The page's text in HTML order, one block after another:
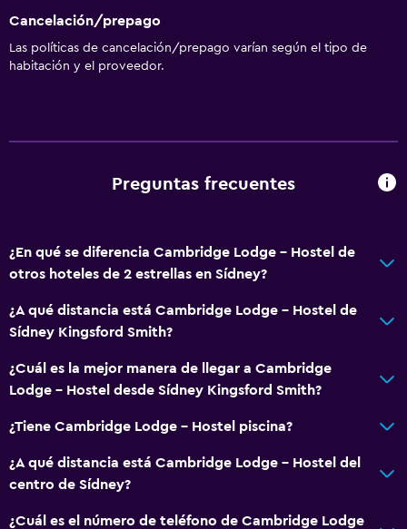
Cancelación/prepago
Las políticas de cancelación/prepago varían según el tipo de
habitación y el proveedor.
Preguntas frecuentes
¿En qué se diferencia Cambridge Lodge - Hostel de
otros hoteles de 2 estrellas en Sídney?
¿A qué distancia está Cambridge Lodge - Hostel de
Sídney Kingsford Smith?
¿Cuál es la mejor manera de llegar a Cambridge
Lodge - Hostel desde Sídney Kingsford Smith?
¿Tiene Cambridge Lodge - Hostel piscina?
¿A qué distancia está Cambridge Lodge - Hostel del
centro de Sídney?
¿Cuál es el número de teléfono de Cambridge Lodge